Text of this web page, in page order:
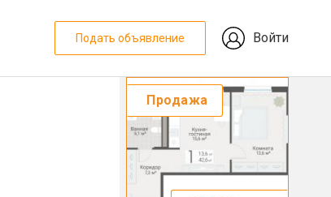
Подать объявление Войти
Продажа